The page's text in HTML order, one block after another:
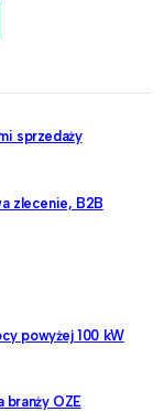
sprzedaży
zlecenie, B2B
powyżej 100 kW
branży OZE